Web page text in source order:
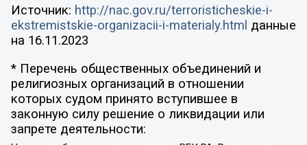
Источник: http://nac.gov.ru/terroristicheskie-i-
ekstremistskie-organizacii-i-materialy.html данные
на 16.11.2023
* Перечень общественных объединений и
религиозных организаций в отношении
которых судом принято вступившее в
законную силу решение о ликвидации или
запрете деятельности: